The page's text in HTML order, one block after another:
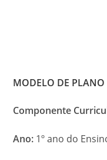
MODELO DE
Componente
Ano: 1º ano do